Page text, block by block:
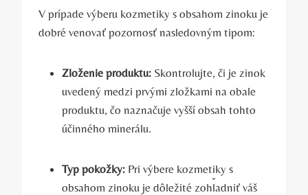
V prípade výberu kozmetiky s obsahom zinoku je
dobré venovať pozornosť nasledovným tipom:
Zloženie produktu: Skontrolujte, či je zinok
uvedený medzi prvými zložkami na obale
produktu, čo naznačuje vyšší obsah tohto
účinného minerálu.
Typ pokožky: Pri výbere kozmetiky s
obsahom zinoku je dôležité zohľadniť váš